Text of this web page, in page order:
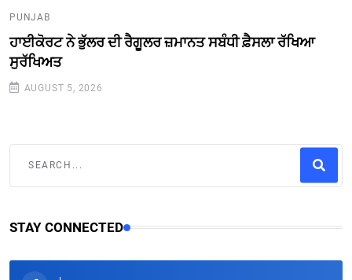
PUNJAB
ਹਾਈਕੋਰਟ ਨੇ ਭੁੱਲਰ ਦੀ ਰੈਗੂਲਰ ਜ਼ਮਾਨਤ ਸਬੰਧੀ ਫ਼ੈਸਲਾ ਰੱਖਿਆ
ਸੁਰੱਖਿਅਤ
AUGUST 5, 2026
STAY CONNECTED